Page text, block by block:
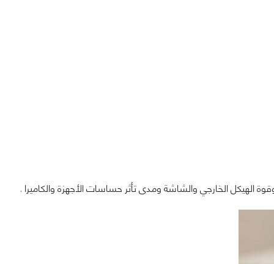
الهيكل الخارجي والشاشة ومدى تأثر حساسات الأجهزة والكاميرا .